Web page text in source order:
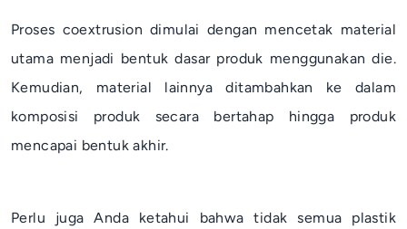
Proses coextrusion dimulai dengan mencetak material
utama menjadi bentuk dasar produk menggunakandie.
Kemudian, material lainnya ditambahkan ke dalam
komposisi produk secara bertahap hingga produk
mencapai bentuk akhir.
Perlu juga Anda ketahui bahwa tidak semua plastik